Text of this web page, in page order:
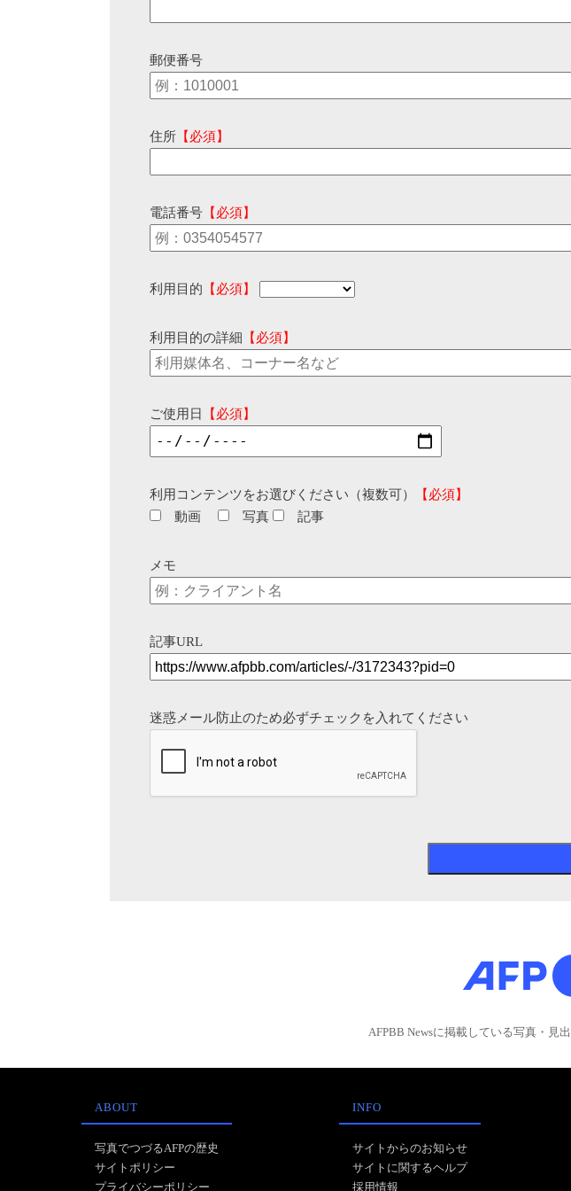
郵便番号
住所 【必須】
電話番号 【必須】
利用目的 【必須】
利用目的の詳細 【必須】
ご使用日 【必須】
利用コンテンツをお選びください（複数可）
【必須】
動画
写真 記事
メモ
記事URL
迷惑メール防止のため必ずチェックを入れてください
AFPBB Newsに掲載している写真・見
ABOUT
写真でつづるAFPの歴史
サイトポリシー
プライバシーポリシー
INFO
サイトからのお知らせ
サイトに関するヘルプ
採用情報